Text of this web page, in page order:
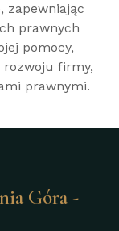
zapewniając
prawnych
pomocy,
rozwoju firmy,
prawnymi.
Góra -